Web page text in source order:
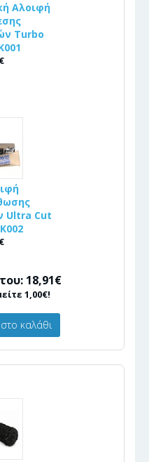
Αλοιφή
Turbo
Ultra Cut
18,91€
1,00€!
καλάθι